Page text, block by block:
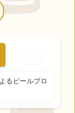
るビールブロ